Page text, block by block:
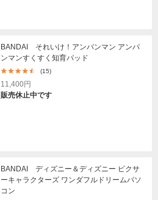
BANDAI それいけ！アンパンマン アンパ
ンマンすくすく知育パッド
(15)
11,400円
販売休止中です
BANDAI ディズニー＆ディズニー ピクサ
ーキャラクターズ ワンダフルドリームパソ
コン